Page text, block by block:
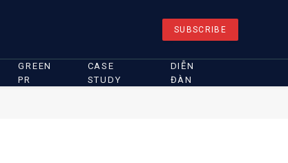
SUBSCRIBE
GREEN
PR
CASE
STUDY
DIỄN
ĐÀN